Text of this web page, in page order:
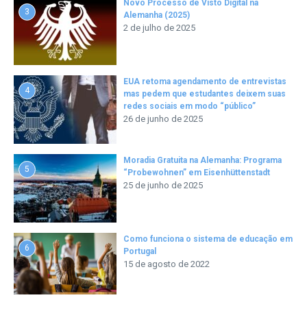
3
Novo Processo de Visto Digital na
Alemanha (2025)
2 de julho de 2025
4
EUA retoma agendamento de entrevistas
mas pedem que estudantes deixem suas
redes sociais em modo “público”
26 de junho de 2025
5
Moradia Gratuita na Alemanha: Programa
“Probewohnen” em Eisenhüttenstadt
25 de junho de 2025
6
Como funciona o sistema de educação em
Portugal
15 de agosto de 2022